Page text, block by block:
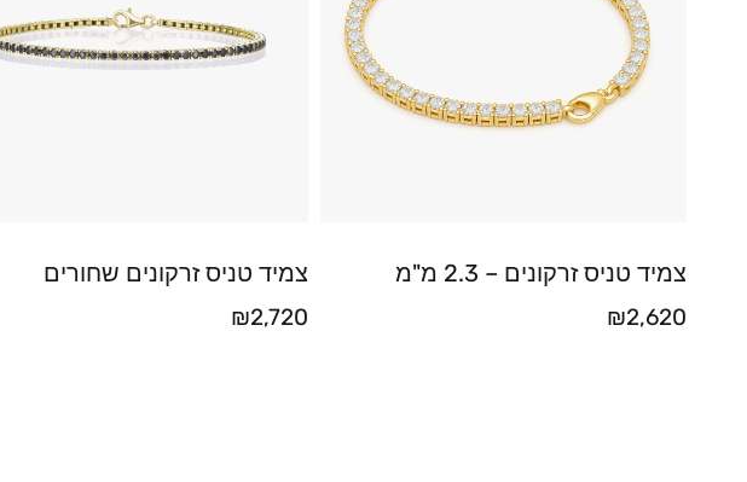
צמיד טניס זרקונים – 2.3 מ"מ
₪2,620
צמיד טניס זרקונים שחורים
₪2,720